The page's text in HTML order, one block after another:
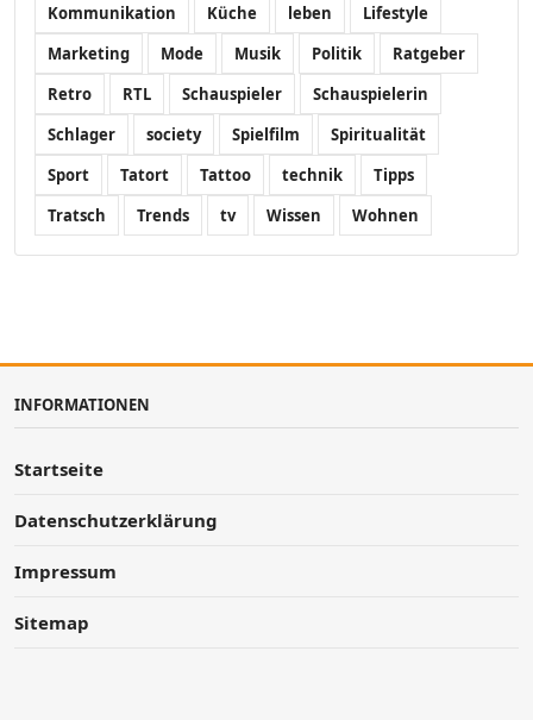
Kommunikation
Küche leben
Lifestyle
Marketing
Mode Musik Politik
Ratgeber
Retro
RTL Schauspieler
Schauspielerin
Schlager
society Spielfilm
Spiritualität
Sport
Tatort Tattoo technik
Tipps
Tratsch
Trends tv Wissen Wohnen
INFORMATIONEN
Startseite
Datenschutzerklärung
Impressum
Sitemap